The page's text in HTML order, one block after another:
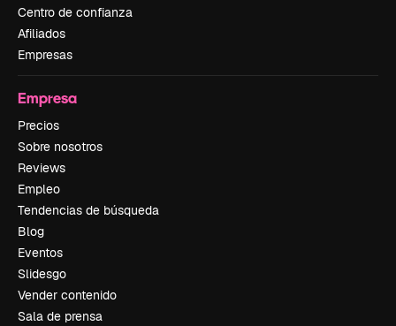
Centro de confianza
Afiliados
Empresas
Empresa
Precios
Sobre nosotros
Reviews
Empleo
Tendencias de búsqueda
Blog
Eventos
Slidesgo
Vender contenido
Sala de prensa